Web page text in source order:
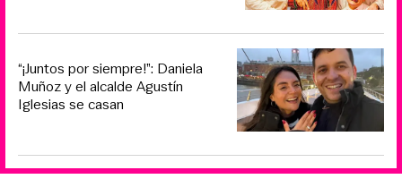
“¡Juntos por siempre!”: Daniela
Muñoz y el alcalde Agustín
Iglesias se casan